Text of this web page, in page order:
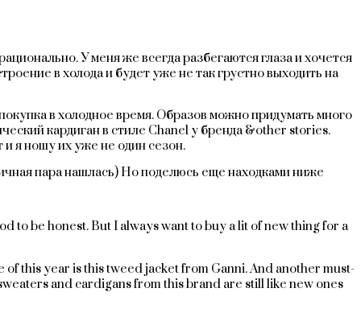
У меня же всегда разбегаются глаза и хочется
в холода и будет уже не так грустно выходить на
в холодное время. Образов можно придумать много
кардиган в стиле Chanel у бренда &other stories.
я ношу их уже не один сезон.
пара нашлась) Но поделюсь еще находками ниже
to be honest. But I always want to buy a lit of new thing for a
this year is this tweed jacket from Ganni. And another must-
and cardigans from this brand are still like new ones